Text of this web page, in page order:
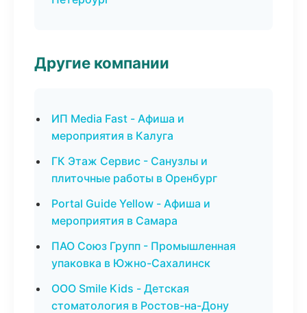
Другие компании
ИП Media Fast - Афиша и
мероприятия в Калуга
ГК Этаж Сервис - Санузлы и
плиточные работы в Оренбург
Portal Guide Yellow - Афиша и
мероприятия в Самара
ПАО Союз Групп - Промышленная
упаковка в Южно-Сахалинск
ООО Smile Kids - Детская
стоматология в Ростов-на-Дону